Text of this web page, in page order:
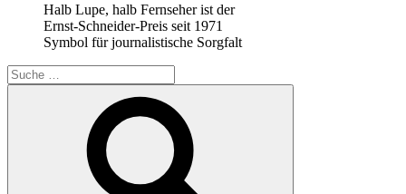
Halb Lupe, halb Fernseher ist der
Ernst-Schneider-Preis seit 1971
Symbol für journalistische Sorgfalt
Suche
nach: